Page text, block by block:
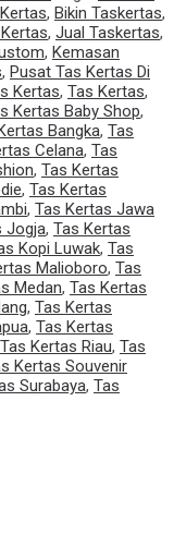
, Bikin Taskertas,
, Jual Taskertas,
, Kemasan
, Pusat Tas Kertas Di
Kertas, Tas Kertas,
Kertas Baby Shop,
Bangka, Tas
Celana, Tas
, Tas Kertas
, Tas Kertas
, Tas Kertas Jawa
Jogja, Tas Kertas
Kopi Luwak, Tas
Malioboro, Tas
Medan, Tas Kertas
, Tas Kertas
, Tas Kertas
Tas Kertas Riau, Tas
Kertas Souvenir
Surabaya, Tas